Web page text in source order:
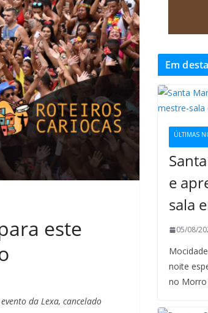
este
da Lexa, cancelado
Em
ÚLTIMAS
e
sala
05/08/
noite
no Morro